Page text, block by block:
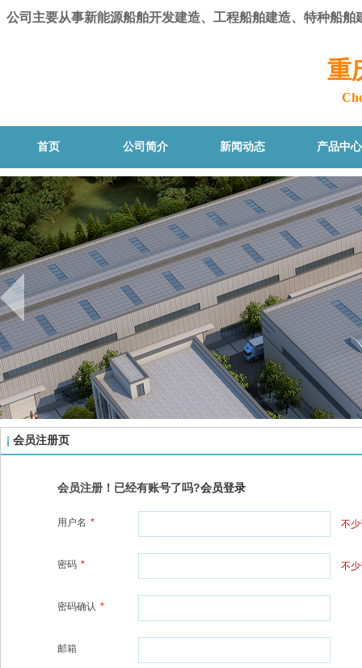
重
公司主要从事新能源船舶开发建造、工程船舶建造、特种船
首页 公司简介 新闻动态 产品中心
会员注册页
会员注册！已经有账号了吗?会员登录
用户名 * 不
密码 * 不
密码确认 *
邮箱